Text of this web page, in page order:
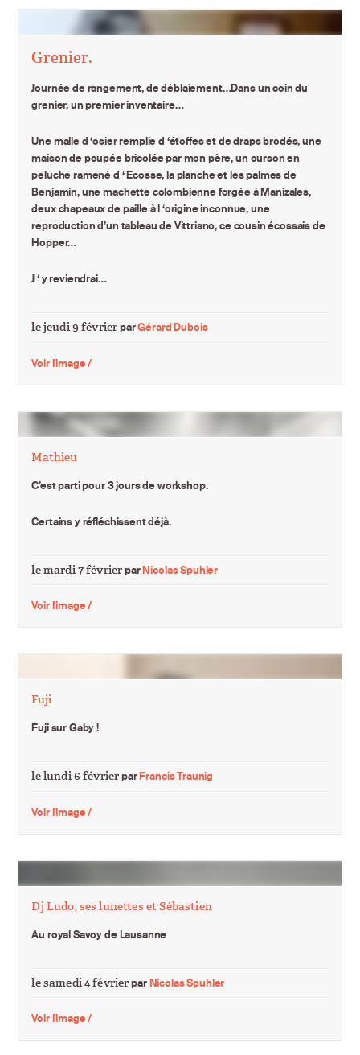
Grenier.
Journée de rangement, de déblaiement…Dans un coin du
grenier, un premier inventaire…
Une malle d ‘osier remplie d ‘étoffes et de draps brodés, une
maison de poupée bricolée par mon père, un ourson en
peluche ramené d ‘ Ecosse, la planche et les palmes de
Benjamin, une machette colombienne forgée à Manizales,
deux chapeaux de paille à l ‘origine inconnue, une
reproduction d’un tableau de Vittriano, ce cousin écossais de
Hopper…
J ‘ y reviendrai…
le jeudi 9 févrierparGérard Dubois
Voir l'image /
Mathieu
C’est parti pour 3 jours de workshop.
Certains y réfléchissent déjà.
le mardi 7 févrierparNicolas Spuhler
Voir l'image /
Fuji
Fuji sur Gaby !
le lundi 6 févrierparFrancis Traunig
Voir l'image /
Dj Ludo, ses lunettes et Sébastien
Au royal Savoy de Lausanne
le samedi 4 févrierparNicolas Spuhler
Voir l'image /